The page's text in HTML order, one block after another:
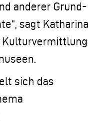
anderer Grund-
sagt Katharina
Kulturvermittlung
sich das